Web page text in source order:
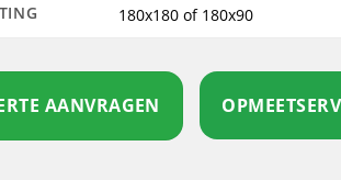
180x180 of 180x90
AANVRAGEN